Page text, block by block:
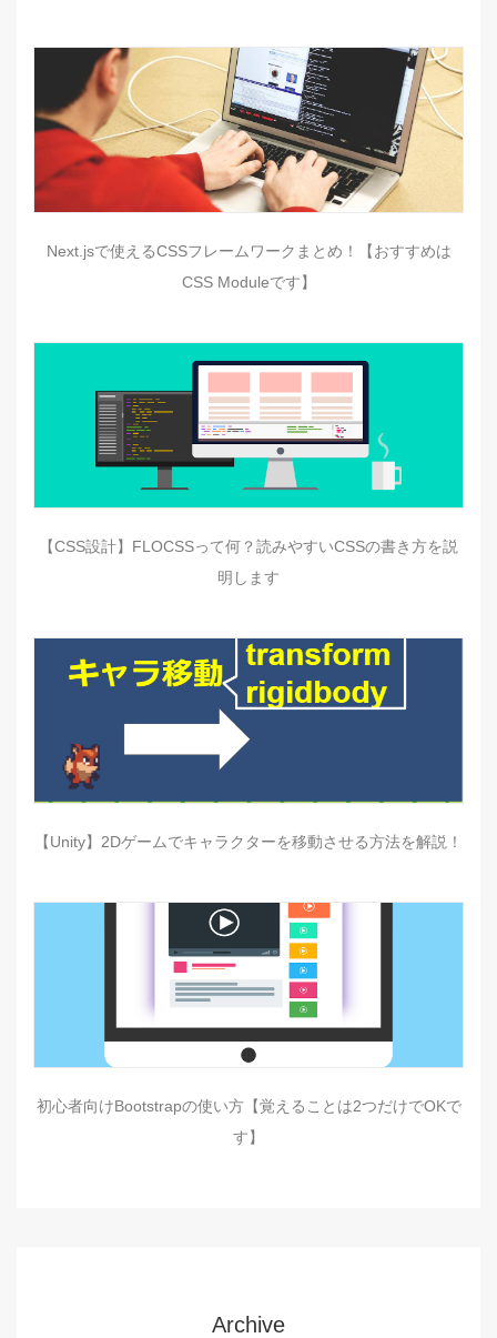
Next.jsで使えるCSSフレームワークまとめ！【おすすめは
CSS Moduleです】
【CSS設計】FLOCSSって何？読みやすいCSSの書き方を説
明します
【Unity】2Dゲームでキャラクターを移動させる方法を解説！
初心者向けBootstrapの使い方【覚えることは2つだけでOKで
す】
Archive